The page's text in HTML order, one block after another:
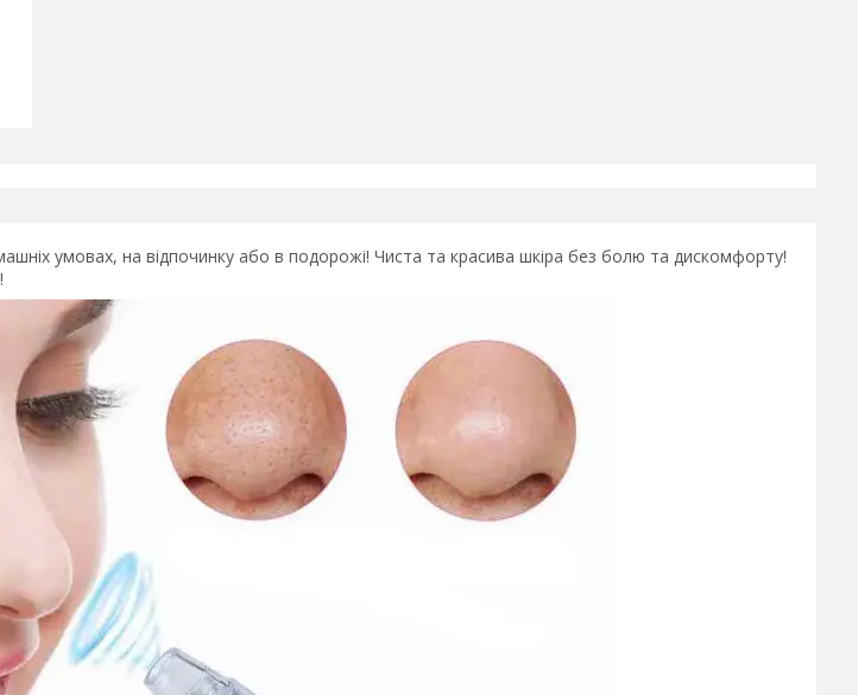
умовах, на відпочинку або в подорожі! Чиста та красива шкіра без болю та дискомфорту!